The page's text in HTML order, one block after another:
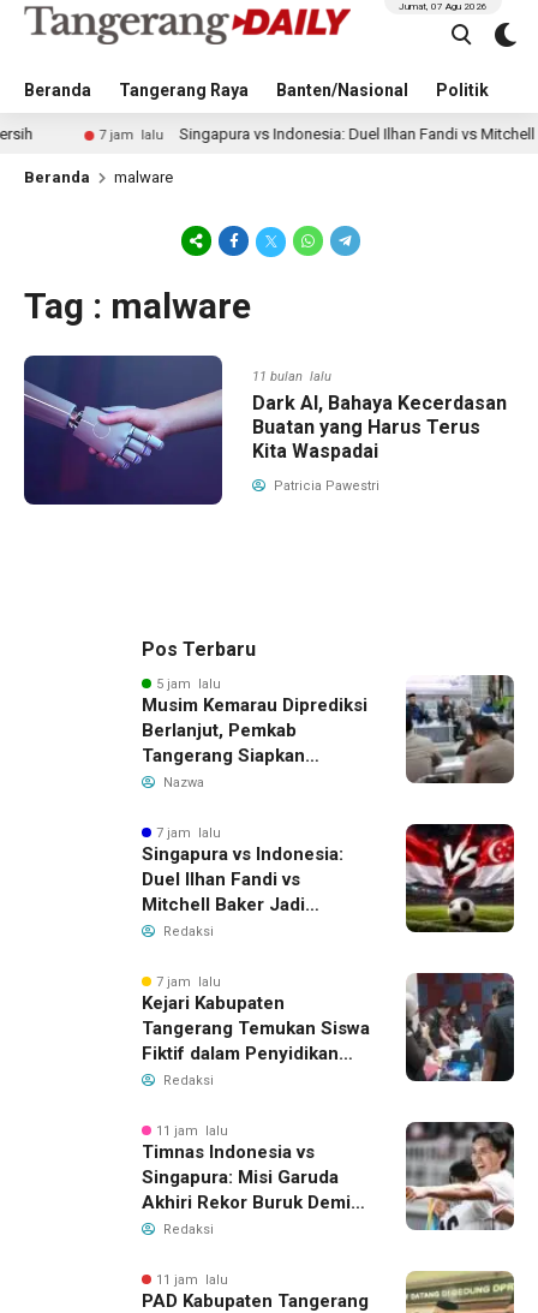
Beranda Tangerang Raya Banten/Nasional Politik
Jumat, 07 Agu 2026
7 jam lalu Singapura vs Indonesia: Duel Ilhan Fandi vs Mitchell
Beranda malware
Tag : malware
11 bulan lalu
Dark AI, Bahaya Kecerdasan
Buatan yang Harus Terus
Kita Waspadai
Patricia Pawestri
Pos Terbaru
5 jam lalu
Musim Kemarau Diprediksi
Berlanjut, Pemkab
Tangerang Siapkan
Langkah Antisipasi Krisis
Nazwa
7 jam lalu
Singapura vs Indonesia:
Duel Ilhan Fandi vs
Mitchell Baker Jadi
Sorotan di Piala AFF 2026
Redaksi
7 jam lalu
Kejari Kabupaten
Tangerang Temukan Siswa
Fiktif dalam Penyidikan
Dana BOP PKBM
Redaksi
11 jam lalu
Timnas Indonesia vs
Singapura: Misi Garuda
Akhiri Rekor Buruk Demi
Tiket Semifinal Piala AFF
Redaksi
11 jam lalu
PAD Kabupaten Tangerang